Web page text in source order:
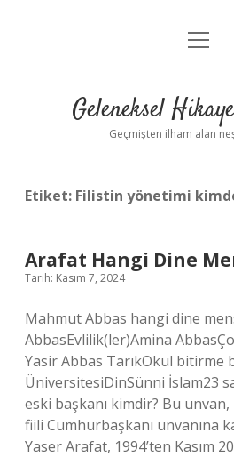
Anasayfa
Yasal
menüyü
Geleneksel
Geçmişten ilham alan
Etiket: Filistin yönetimi
Arafat Hangi Dine
Tarih: Kasım 7, 2024
Mahmut Abbas hangi dine
AbbasEvlilik(ler)Amina
Yasir Abbas TarıkOkul bitirme
ÜniversitesiDinSünni İslam23
eski başkanı kimdir? Bu
fiili Cumhurbaşkanı unvanına
Yaser Arafat, 1994’ten Kasım